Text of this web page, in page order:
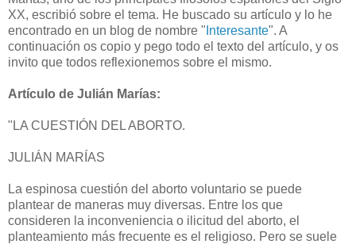
XX, escribió sobre el tema. He buscado su artículo y lo he
encontrado en un blog de nombre " Interesante". A
continuación os copio y pego todo el texto del artículo, y os
invito que todos reflexionemos sobre el mismo.
Artículo de Julián Marías:
"LA CUESTIÓN DEL ABORTO.
JULIÁN MARÍAS
La espinosa cuestión del aborto voluntario se puede
plantear de maneras muy diversas. Entre los que
consideren la inconveniencia o ilicitud del aborto, el
planteamiento más frecuente es el religioso. Pero se suele